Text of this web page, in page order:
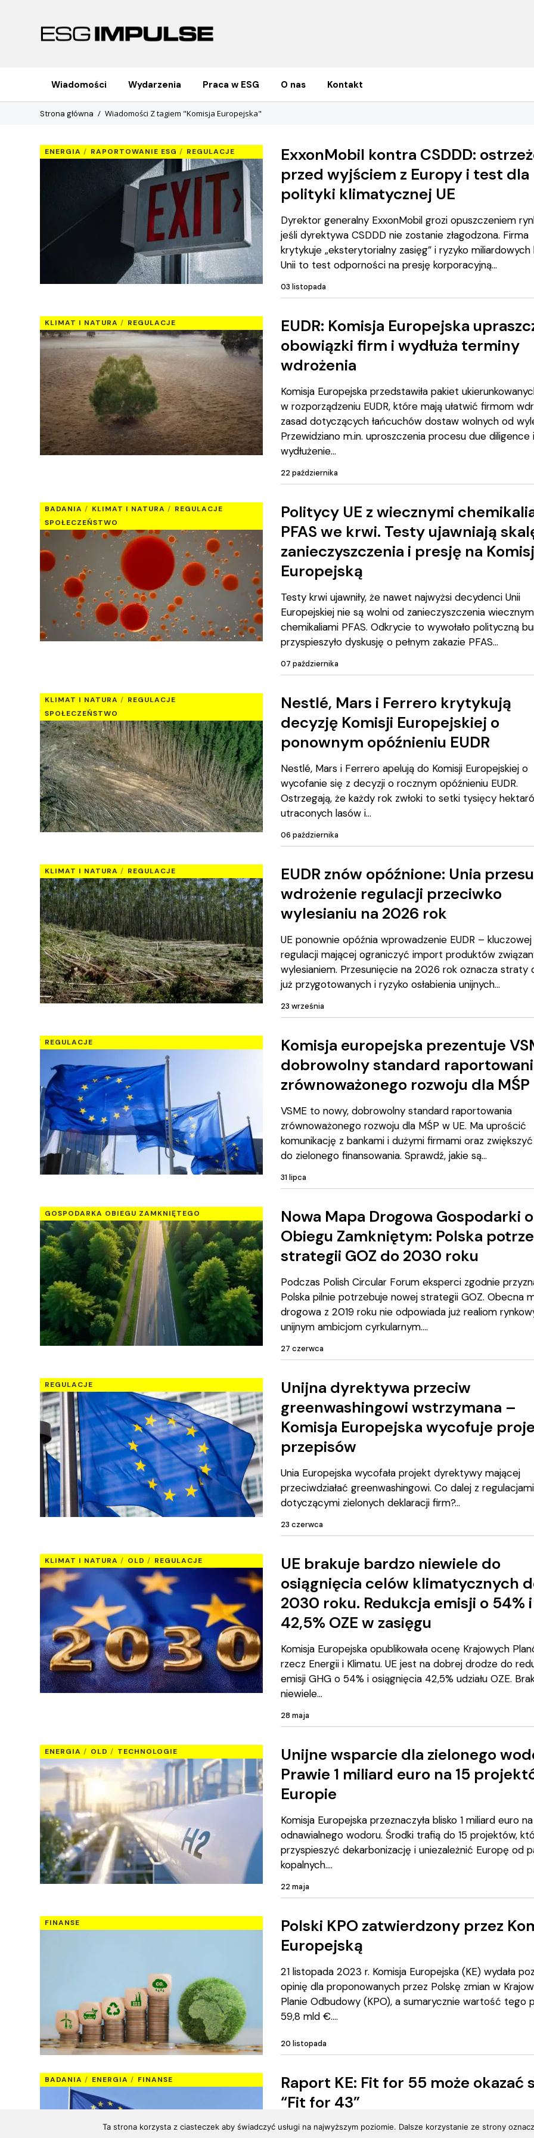
Wiadomości Wydarzenia Praca w ESG O nas Kontakt
Strona główna Wiadomości Z tagiem "Komisja Europejska"
ENERGIA RAPORTOWANIE ESG REGULACJE
ExxonMobil kontra CSDDD:
przed wyjściem z Europy i test dla
polityki klimatycznej UE
Dyrektor generalny ExxonMobil grozi opuszczeniem
jeśli dyrektywa CSDDD nie zostanie złagodzona. Firma
krytykuje „eksterytorialny zasięg” i ryzyko miliardowych
Unii to test odporności na presję korporacyjną
03 listopada
KLIMAT I NATURA REGULACJE
EUDR: Komisja Europejska
obowiązki firm i wydłuża terminy
wdrożenia
Komisja Europejska przedstawiła pakiet
w rozporządzeniu EUDR, które mają ułatwić firmom
zasad dotyczących łańcuchów dostaw wolnych od
Przewidziano m.in. uproszczenia procesu due diligence i
wydłużenie
22 października
BADANIA KLIMAT I NATURA
REGULACJE
SPOŁECZEŃSTWO
Politycy UE z wiecznymi
PFAS we krwi. Testy ujawniają
zanieczyszczenia i presję na
Europejską
Testy krwi ujawniły, że nawet najwyżsi decydenci Unii
Europejskiej nie są wolni od zanieczyszczenia
chemikaliami PFAS. Odkrycie to wywołało polityczną
przyspieszyło dyskusję o pełnym zakazie PFAS
07 października
KLIMAT I NATURA
REGULACJE
SPOŁECZEŃSTWO
Nestlé, Mars i Ferrero krytykują
decyzję Komisji Europejskiej o
ponownym opóźnieniu EUDR
Nestlé, Mars i Ferrero apelują do Komisji Europejskiej o
wycofanie się z decyzji o rocznym opóźnieniu EUDR.
Ostrzegają, że każdy rok zwłoki to setki tysięcy
utraconych lasów i
06 października
KLIMAT I NATURA REGULACJE
EUDR znów opóźnione: Unia
wdrożenie regulacji przeciwko
wylesianiu na 2026 rok
UE ponownie opóźnia wprowadzenie EUDR – kluczowej
regulacji mającej ograniczyć import produktów
wylesianiem. Przesunięcie na 2026 rok oznacza straty
już przygotowanych i ryzyko osłabienia unijnych
23 września
REGULACJE
Komisja europejska prezentuje
dobrowolny standard
zrównoważonego rozwoju dla MŚP
VSME to nowy, dobrowolny standard raportowania
zrównoważonego rozwoju dla MŚP w UE. Ma uprościć
komunikację z bankami i dużymi firmami oraz
do zielonego finansowania. Sprawdź, jakie są
31 lipca
GOSPODARKA OBIEGU ZAMKNIĘTEGO
Nowa Mapa Drogowa Gospodarki o
Obiegu Zamkniętym: Polska
strategii GOZ do 2030 roku
Podczas Polish Circular Forum eksperci zgodnie
Polska pilnie potrzebuje nowej strategii GOZ. Obecna
drogowa z 2019 roku nie odpowiada już realiom
unijnym ambicjom cyrkularnym.
27 czerwca
REGULACJE
Unijna dyrektywa przeciw
greenwashingowi wstrzymana –
Komisja Europejska wycofuje
przepisów
Unia Europejska wycofała projekt dyrektywy mającej
przeciwdziałać greenwashingowi. Co dalej z regulacjami
dotyczącymi zielonych deklaracji firm?
23 czerwca
KLIMAT I NATURA OLD REGULACJE
UE brakuje bardzo niewiele do
osiągnięcia celów klimatycznych
2030 roku. Redukcja emisji o 54% i
42,5% OZE w zasięgu
Komisja Europejska opublikowała ocenę Krajowych
rzecz Energii i Klimatu. UE jest na dobrej drodze do
emisji GHG o 54% i osiągnięcia 42,5% udziału OZE.
niewiele
28 maja
ENERGIA OLD TECHNOLOGIE
Unijne wsparcie dla zielonego
Prawie 1 miliard euro na 15
Europie
Komisja Europejska przeznaczyła blisko 1 miliard euro
odnawialnego wodoru. Środki trafią do 15 projektów,
przyspieszyć dekarbonizację i uniezależnić Europę od
kopalnych.
22 maja
FINANSE
Polski KPO zatwierdzony przez
Europejską
21 listopada 2023 r. Komisja Europejska (KE) wydała
opinię dla proponowanych przez Polskę zmian w
Planie Odbudowy (KPO), a sumarycznie wartość tego
59,8 mld €.
20 listopada
BADANIA ENERGIA FINANSE
Raport KE: Fit for 55 może okazać
“Fit for 43”
UE jest obecnie na drodze do zredukowania emisji o
Ta strona korzysta z ciasteczek aby świadczyć usługi na najwyższym poziomie. Dalsze korzystanie ze strony